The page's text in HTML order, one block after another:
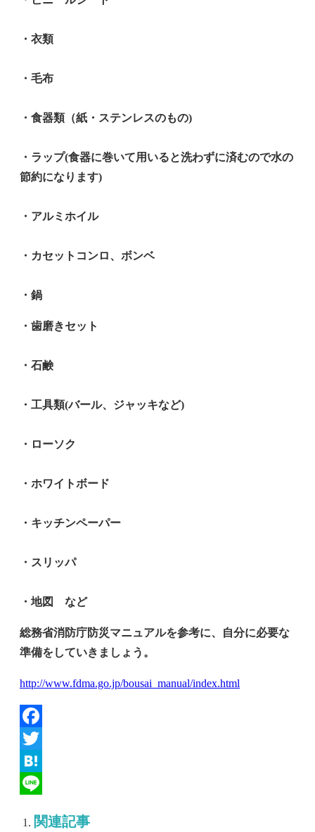
・衣類
・毛布
・食器類（紙・ステンレスのもの)
・ラップ(食器に巻いて用いると洗わずに済むので水の
節約になります)
・アルミホイル
・カセットコンロ、ボンベ
・鍋
・歯磨きセット
・石鹸
・工具類(バール、ジャッキなど)
・ローソク
・ホワイトボード
・キッチンペーパー
・スリッパ
・地図 など
総務省消防庁防災マニュアルを参考に、自分に必要な
準備をしていきましょう。
http://www.fdma.go.jp/bousai_manual/index.html
Facebook
Twitter
Hatena
関連記事